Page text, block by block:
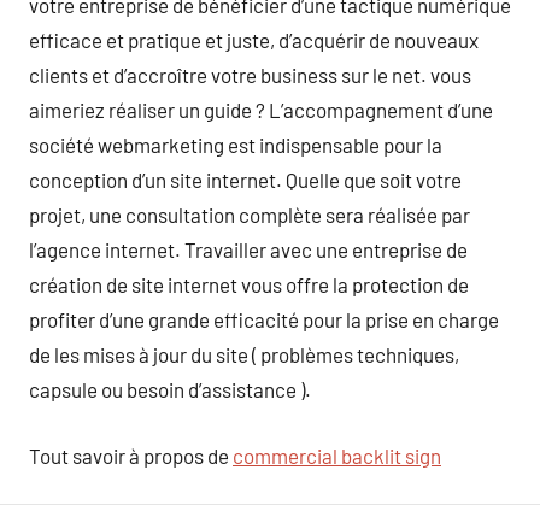
votre entreprise de bénéficier d’une tactique numérique
efficace et pratique et juste, d’acquérir de nouveaux
clients et d’accroître votre business sur le net. vous
aimeriez réaliser un guide ? L’accompagnement d’une
société webmarketing est indispensable pour la
conception d’un site internet. Quelle que soit votre
projet, une consultation complète sera réalisée par
l’agence internet. Travailler avec une entreprise de
création de site internet vous offre la protection de
profiter d’une grande efficacité pour la prise en charge
de les mises à jour du site ( problèmes techniques,
capsule ou besoin d’assistance ).
Tout savoir à propos de commercial backlit sign